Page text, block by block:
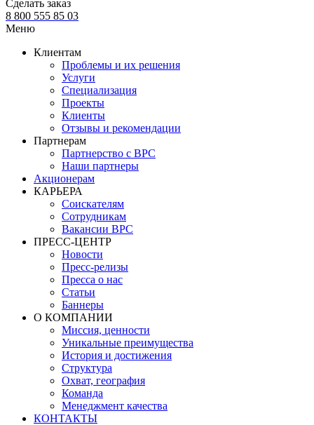
Сделать заказ
8 800 555 85 03
Меню
Клиентам
Проблемы и их решения
Услуги
Специализация
Проекты
Клиенты
Отзывы и рекомендации
Партнерам
Партнерство с BPC
Наши партнеры
Акционерам
КАРЬЕРА
Соискателям
Сотрудникам
Вакансии BPC
ПРЕСС-ЦЕНТР
Новости
Пресс-релизы
Пресса о нас
Статьи
Баннеры
О КОМПАНИИ
Миссия, ценности
Уникальные преимущества
История и достижения
Структура
Охват, география
Команда
Менеджмент качества
КОНТАКТЫ